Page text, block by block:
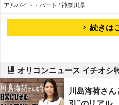
アルバイト・パート / 神奈川県
続きは
オリコンニュース イチオシ
川島海荷さ